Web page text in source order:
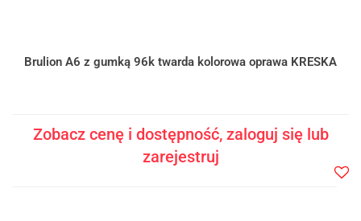
Brulion A6 z gumką 96k twarda kolorowa oprawa KRESKA
Zobacz cenę i dostępność, zaloguj się lub
zarejestruj